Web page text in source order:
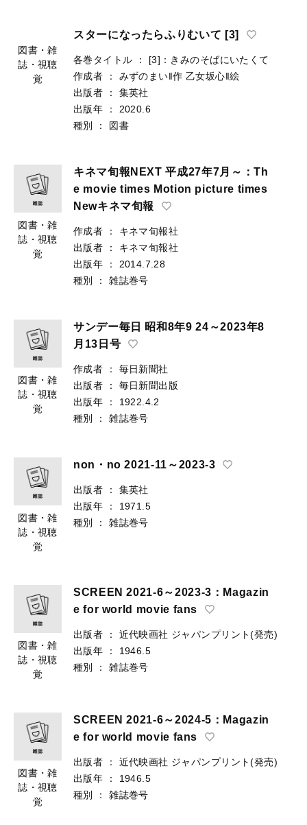
スターになったらふりむいて [3]
各巻タイトル ：
[3]：きみのそばにいたくて
作成者
： みずのまい‖作 乙女坂心‖絵
出版者
：
集英社
出版年
：
2020.6
種別
： 図書
図書・雑
誌・視聴
覚
キネマ旬報NEXT 平成27年7月～：Th
e movie times Motion picture times
Newキネマ旬報
作成者 ：
キネマ旬報社
出版者
：
キネマ旬報社
出版年
：
2014.7.28
種別
： 雑誌巻号
図書・雑
誌・視聴
覚
サンデー毎日 昭和8年9 24～2023年8
月13日号
作成者 ：
毎日新聞社
出版者
：
毎日新聞出版
出版年
：
1922.4.2
種別
： 雑誌巻号
図書・雑
誌・視聴
覚
non・no 2021-11～2023-3
出版者 ：
集英社
出版年
：
1971.5
種別
： 雑誌巻号
図書・雑
誌・視聴
覚
SCREEN 2021-6～2023-3：Magazin
e for world movie fans
出版者 ： 近代映画社 ジャパンプリント(発売)
出版年
：
1946.5
種別
： 雑誌巻号
図書・雑
誌・視聴
覚
SCREEN 2021-6～2024-5：Magazin
e for world movie fans
出版者 ： 近代映画社 ジャパンプリント(発売)
出版年
：
1946.5
種別
： 雑誌巻号